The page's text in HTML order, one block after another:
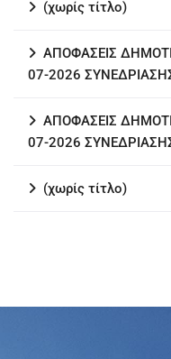
(χωρίς τίτλο)
ΑΠΟΦΑΣΕΙΣ
07-2026
ΑΠΟΦΑΣΕΙΣ
07-2026
(χωρίς τίτλο)